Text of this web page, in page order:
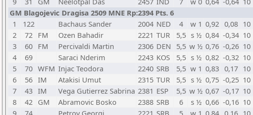
GM Blagojevic Dragisa 2509 MNE Rp:2394 Pts. 6
1
122 Bachaus Sander 2004 NED 4 w 1 0,92 0,08 10
2
72 FM Ozen Bahadir 2221 TUR 5,5 s ½ 0,84 -0,34 10
3
60 FM Percivaldi Martin 2306 DEN 5,5 w ½ 0,76 -0,26 10
4
69 Saraci Nderim 2243 KOS 5,5 s ½ 0,82 -0,32 10
5
70 WFM Injac Teodora 2240 SRB 5,5 w 1 0,83 0,17 10
6
56 IM Atakisi Umut 2315 TUR 5,5 s ½ 0,75 -0,25 10
7
43 IM Vega Gutierrez Sabrina 2381 ESP 5,5 w ½ 0,67 -0,17 10
8
42 GM Abramovic Bosko 2388 SRB 6 s ½ 0,66 -0,16 10
9
74 Petrov Georgi 2221 SRB 5 w 1 0,84 0,16 10